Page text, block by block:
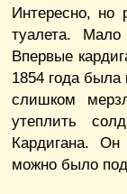
Интересно, но
туалета.
Впервые
1854 года была
слишком
утеплить
Кардигана.
можно было